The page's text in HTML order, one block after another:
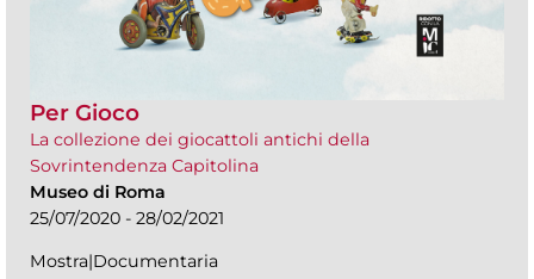
Per Gioco
La collezione dei giocattoli antichi della
Sovrintendenza Capitolina
Museo di Roma
25/07/2020 - 28/02/2021
Mostra|Documentaria